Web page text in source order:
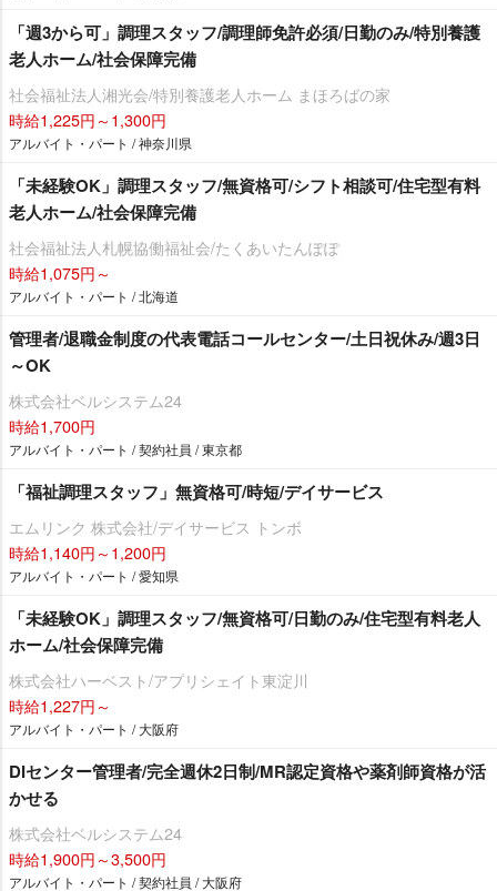
「週3から可」調理スタッフ/調理師免許必須/日勤のみ/特別養護
老人ホーム/社会保障完備
社会福祉法人湘光会/特別養護老人ホーム まほろばの家
時給1,225円～1,300円
アルバイト・パート / 神奈川県
「未経験OK」調理スタッフ/無資格可/シフト相談可/住宅型有料
老人ホーム/社会保障完備
社会福祉法人札幌協働福祉会/たくあいたんぽぽ
時給1,075円～
アルバイト・パート / 北海道
管理者/退職金制度の代表電話コールセンター/土日祝休み/週3日
～OK
株式会社ベルシステム24
時給1,700円
アルバイト・パート / 契約社員 / 東京都
「福祉調理スタッフ」無資格可/時短/デイサービス
エムリンク 株式会社/デイサービス トンボ
時給1,140円～1,200円
アルバイト・パート / 愛知県
「未経験OK」調理スタッフ/無資格可/日勤のみ/住宅型有料老人
ホーム/社会保障完備
株式会社ハーベスト/アプリシェイト東淀川
時給1,227円～
アルバイト・パート / 大阪府
DIセンター管理者/完全週休2日制/MR認定資格や薬剤師資格が活
かせる
株式会社ベルシステム24
時給1,900円～3,500円
アルバイト・パート / 契約社員 / 大阪府